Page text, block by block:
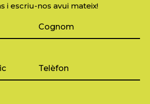
i escriu-nos avui mateix!